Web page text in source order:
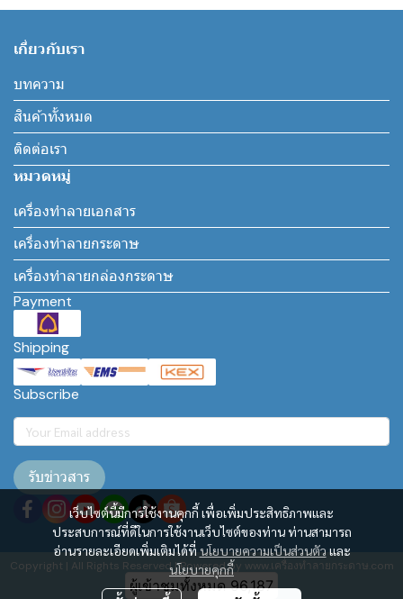
เว็บไซต์นี้มีการใช้งานคุกกี้ เพื่อเพิ่มประสิทธิภาพและ
ประสบการณ์ที่ดีในการใช้งานเว็บไซต์ของท่าน ท่านสามารถ
อ่านรายละเอียดเพิ่มเติมได้ที่ นโยบายความเป็นส่วนตัว และ
นโยบายคุกกี้
เกี่ยวกับเรา
บทความ
สินค้าทั้งหมด
ติดต่อเรา
หมวดหมู่
เครื่องทำลายเอกสาร
เครื่องทำลายกระดาษ
เครื่องทำลายกล่องกระดาษ
Payment
Shipping
Subscribe
รับข่าวสาร
Copyright | All Rights Reserved | Powered by www.เครื่องทำลายกระดาษ.com
ผู้เข้าชมทั้งหมด96,187